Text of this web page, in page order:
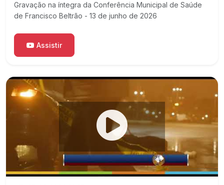
Gravação na íntegra da Conferência Municipal de Saúde
de Francisco Beltrão - 13 de junho de 2026
Assistir